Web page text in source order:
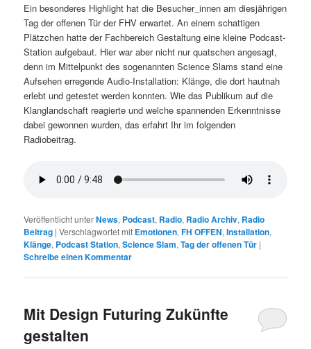
Ein besonderes Highlight hat die Besucher_innen am diesjährigen
Tag der offenen Tür der FHV erwartet. An einem schattigen
Plätzchen hatte der Fachbereich Gestaltung eine kleine Podcast-
Station aufgebaut. Hier war aber nicht nur quatschen angesagt,
denn im Mittelpunkt des sogenannten Science Slams stand eine
Aufsehen erregende Audio-Installation: Klänge, die dort hautnah
erlebt und getestet werden konnten. Wie das Publikum auf die
Klanglandschaft reagierte und welche spannenden Erkenntnisse
dabei gewonnen wurden, das erfahrt Ihr im folgenden
Radiobeitrag.
Veröffentlicht unterNews, Podcast, Radio, Radio Archiv, Radio
Beitrag |Verschlagwortet mit Emotionen,FH OFFEN,Installation,
Klänge, Podcast Station,Science Slam,Tag der offenen Tür |
Schreibe einen Kommentar
Mit Design Futuring Zukünfte
gestalten